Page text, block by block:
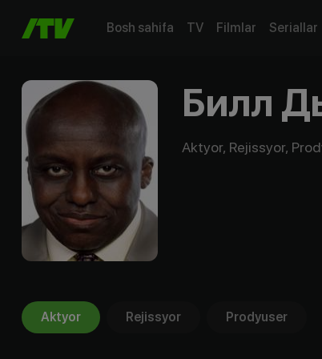
Bosh sahifa TV Filmlar Seriallar
Билл
Aktyor, Rejissyor,
Aktyor Rejissyor Prodyuser